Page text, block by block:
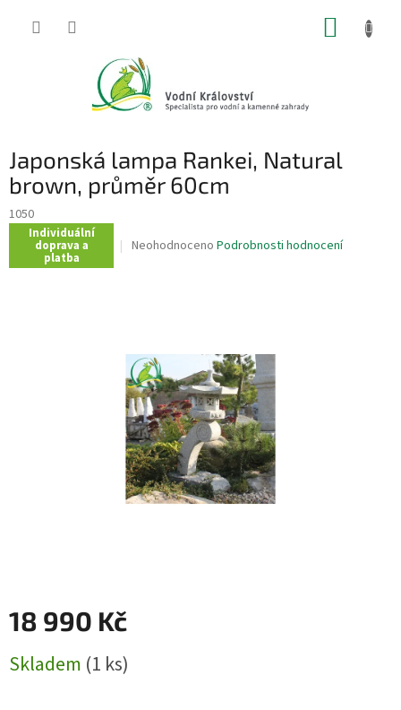
Japonská lampa Rankei, Natural
brown, průměr 60cm
1050
Individuální
doprava a
platba
Průměrné
hvězdiček.
Neohodnoceno Podrobnosti hodnocení
18 990 Kč
cena:
Skladem (1 ks)